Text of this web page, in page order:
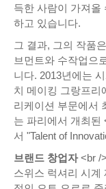
득한 사람이 가져올
하고 있습니다.
그 결과, 그의 작품
브먼트와 수작업으
니다. 2013년에는
치 메이킹 그랑프리
리케이션 부문에서
는 파리에서 개최된
서 "Talent of
브랜드 창업자<br /
스위스 럭셔리 시계